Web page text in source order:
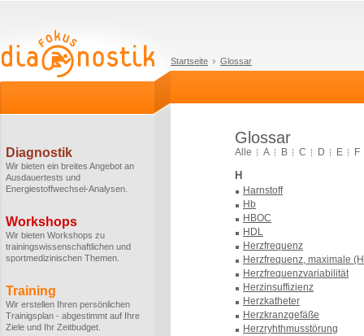
Startseite Glossar
Diagnostik
Wir bieten ein breites Angebot an
Ausdauertests und
Energiestoffwechsel-Analysen.
Workshops
Wir bieten Workshops zu
trainingswissenschaftlichen und
sportmedizinischen Themen.
Training
Wir erstellen Ihren persönlichen
Trainigsplan - abgestimmt auf Ihre
Ziele und Ihr Zeitbudget.
Glossar
Alle A B C D E F
H
Harnstoff
Hb
HBOC
HDL
Herzfrequenz
Herzfrequenz, maximale
Herzfrequenzvariabilität
Herzinsuffizienz
Herzkatheter
Herzkranzgefäße
Herzryhthmusstörung